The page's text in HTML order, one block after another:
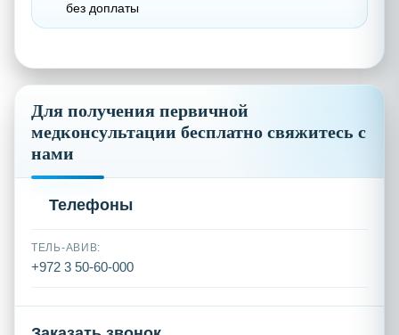
без доплаты
Для получения первичной
медконсультации бесплатно свяжитесь с
нами
Телефоны
ТЕЛЬ-АВИВ:
+972 3 50-60-000